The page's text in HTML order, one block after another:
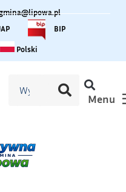
BIP
to English
Zmiana języka na polski
Polski
Menu